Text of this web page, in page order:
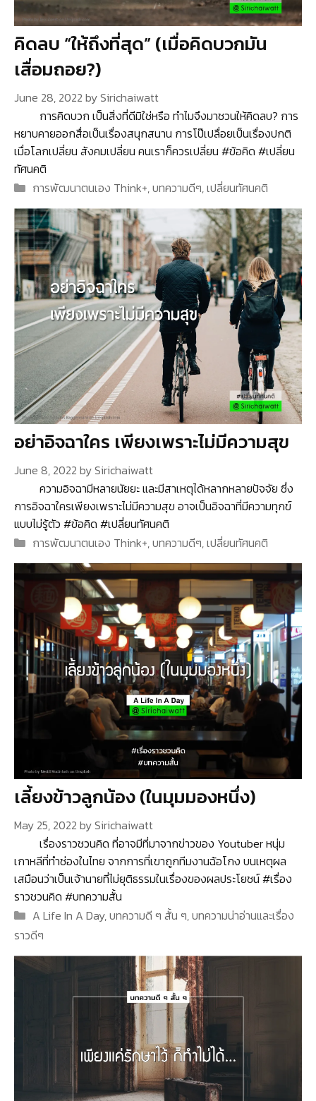
คิดลบ “ให้ถึงที่สุด” (เมื่อคิดบวกมัน
เสื่อมถอย?)
June 28, 2022 bySirichaiwatt
การคิดบวก เป็นสิ่งที่ดีมิใช่หรือ ทำไมจึงมาชวนให้คิดลบ? การ
หยาบคายออกสื่อเป็นเรื่องสนุกสนาน การโป๊เปลื่อยเป็นเรื่องปกติ
เมื่อโลกเปลี่ยน สังคมเปลี่ยน คนเราก็ควรเปลี่ยน #ข้อคิด #เปลี่ยน
ทัศนคติ
Categories
การพัฒนาตนเอง Think+,บทความดีๆ,เปลี่ยนทัศนคติ
อย่าอิจฉาใคร เพียงเพราะไม่มีความสุข
June 8, 2022 bySirichaiwatt
ความอิจฉามีหลายนัยยะ และมีสาเหตุได้หลากหลายปัจจัย ซึ่ง
การอิจฉาใครเพียงเพราะไม่มีความสุข อาจเป็นอิจฉาที่มีความทุกข์
แบบไม่รู้ตัว #ข้อคิด #เปลี่ยนทัศนคติ
Categories
การพัฒนาตนเอง Think+,บทความดีๆ,เปลี่ยนทัศนคติ
เลี้ยงข้าวลูกน้อง (ในมุมมองหนึ่ง)
May 25, 2022 bySirichaiwatt
เรื่องราวชวนคิด ที่อาจมีที่มาจากข่าวของ Youtuber หนุ่ม
เกาหลีที่ทำช่องในไทย จากการที่เขาถูกทีมงานฉ้อโกง บนเหตุผล
เสมือนว่าเป็นเจ้านายที่ไม่ยุติธรรมในเรื่องของผลประโยชน์ #เรื่อง
ราวชวนคิด #บทความสั้น
Categories
A Life In A Day,บทความดี ๆ สั้น ๆ,บทความน่าอ่านและเรื่อง
ราวดีๆ